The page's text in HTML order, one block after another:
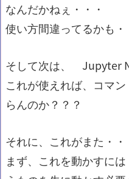
なんだかねぇ・・・
使い方間違ってるかも・
そして次は、 Jupyter
これが使えれば、コマ
らんのか？？？
それに、これがまた・・
まず、これを動かすに